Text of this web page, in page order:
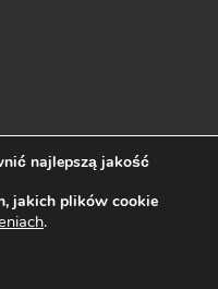
bycodeify.pl
najlepszą jakość
jakich plików cookie
.